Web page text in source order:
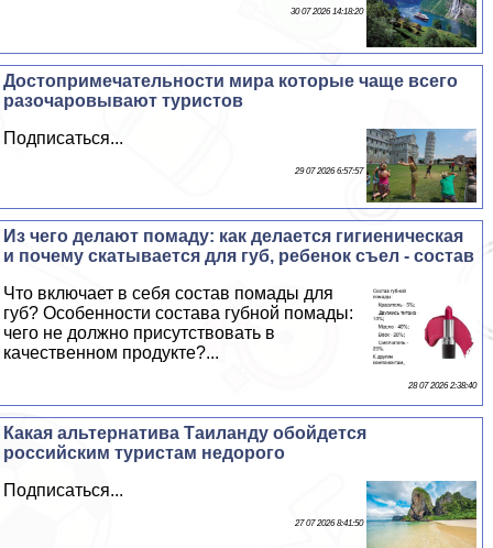
30 07 2026 14:18:20
Достопримечательности мира которые чаще всего
разочаровывают туристов
Подписаться...
29 07 2026 6:57:57
Из чего делают помаду: как делается гигиеническая
и почему скатывается для губ, ребенок съел - состав
Что включает в себя состав помады для
губ? Особенности состава губной помады:
чего не должно присутствовать в
качественном продукте?...
28 07 2026 2:38:40
Какая альтернатива Таиланду обойдется
российским туристам недорого
Подписаться...
27 07 2026 8:41:50